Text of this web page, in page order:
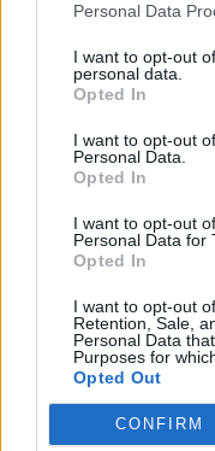
Personal Data
I want to opt-out
personal data.
Opted In
I want to opt-out
Personal Data.
Opted In
I want to opt-out
Personal Data for
Opted In
I want to opt-out
Retention, Sale,
Personal Data
Purposes for
Opted Out
CONFIRM
A